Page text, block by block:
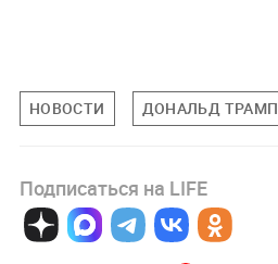
НОВОСТИ ДОНАЛЬД ТРАМП
Подписаться на LIFE